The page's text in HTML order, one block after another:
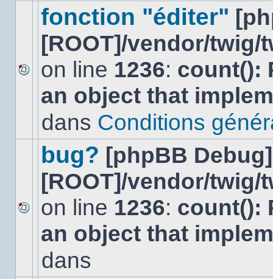
sujet.
Aucun
nouveau
message
sujet.
fonction "éditer"
[ROOT]/vendor/
on line 1236: count():
an object that
dans Conditions
Aucun
nouveau
message
bug? [phpBB
[ROOT]/vendor/
on line 1236: count():
an object that
dans